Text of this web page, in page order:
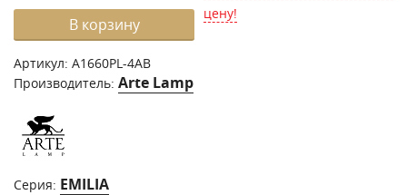
В корзину
Артикул: A1660PL-4AB
Производитель: Arte Lamp
Серия: EMILIA
цену!